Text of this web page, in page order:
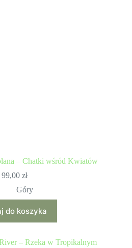
– Chatki wśród Kwiatów
99,00 zł
Góry
do koszyka